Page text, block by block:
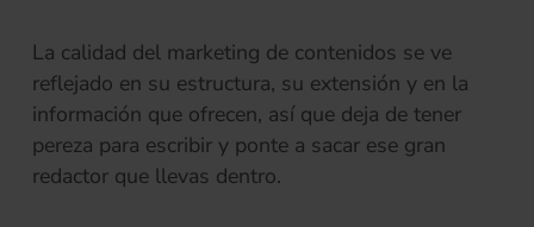
La calidad del marketing de contenidos se ve
reflejado en su estructura, su extensión y en la
información que ofrecen, así que deja de tener
pereza para escribir y ponte a sacar ese gran
redactor que llevas dentro.